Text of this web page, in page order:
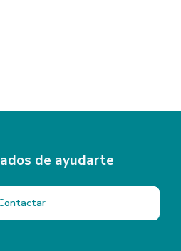
de ayudarte